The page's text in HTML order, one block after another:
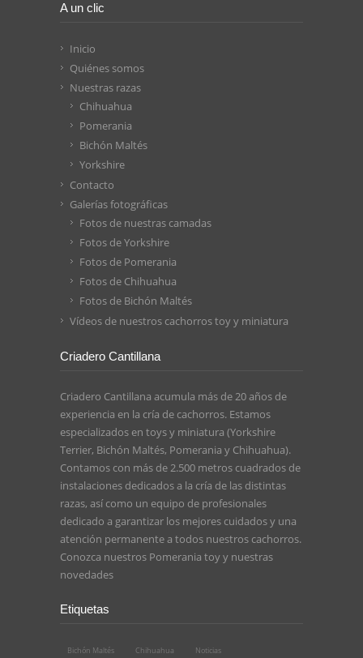
A un clic
Inicio
Quiénes somos
Nuestras razas
Chihuahua
Pomerania
Bichón Maltés
Yorkshire
Contacto
Galerías fotográficas
Fotos de nuestras camadas
Fotos de Yorkshire
Fotos de Pomerania
Fotos de Chihuahua
Fotos de Bichón Maltés
Vídeos de nuestros cachorros toy y miniatura
Criadero Cantillana
Criadero Cantillana acumula más de 20 años de
experiencia en la cría de cachorros. Estamos
especializados en toys y miniatura (Yorkshire
Terrier, Bichón Maltés, Pomerania y Chihuahua).
Contamos con más de 2.500 metros cuadrados de
instalaciones dedicados a la cría de las distintas
razas, así como un equipo de profesionales
dedicado a garantizar los mejores cuidados y una
atención permanente a todos nuestros cachorros.
Conozca nuestros Pomerania toyy nuestras
novedades
Etiquetas
Bichón Maltés Chihuahua Noticias